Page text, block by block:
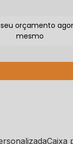
orçamento
mesmo